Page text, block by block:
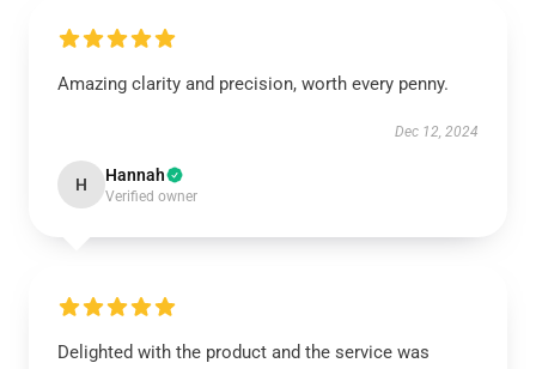
Amazing clarity and precision, worth every penny.
Dec 12, 2024
H Hannah
Verified owner
Delighted with the product and the service was